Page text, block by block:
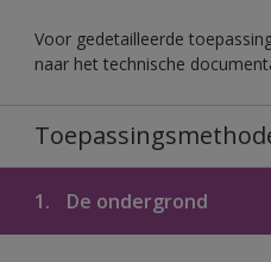
Voor gedetailleerde
naar het technische
1. De ondergrond